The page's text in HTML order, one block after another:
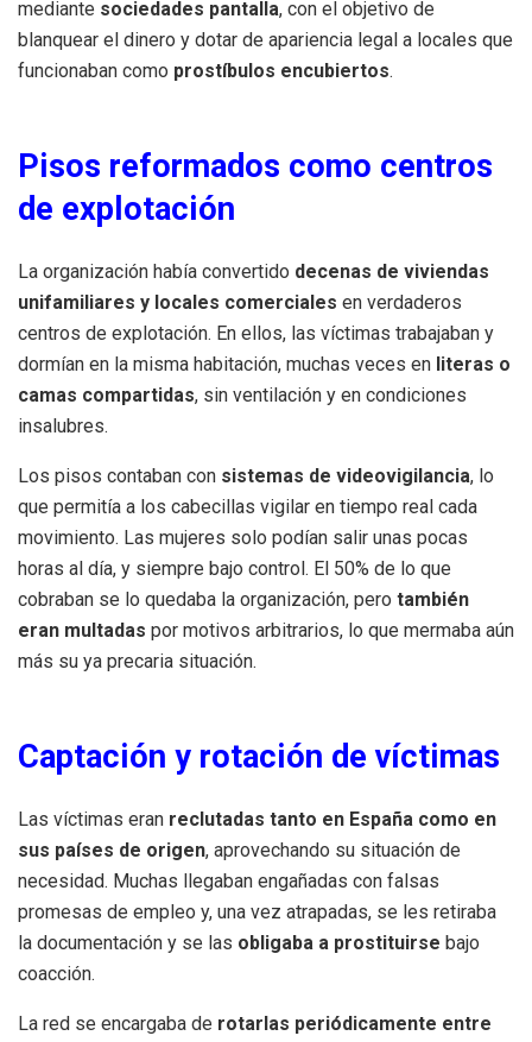
mediante sociedades pantalla, con el objetivo de
blanquear el dinero y dotar de apariencia legal a locales que
funcionaban como prostíbulos encubiertos.
Pisos reformados como centros
de explotación
La organización había convertido decenas de viviendas
unifamiliares y locales comerciales en verdaderos
centros de explotación. En ellos, las víctimas trabajaban y
dormían en la misma habitación, muchas veces en literas o
camas compartidas, sin ventilación y en condiciones
insalubres.
Los pisos contaban con sistemas de videovigilancia, lo
que permitía a los cabecillas vigilar en tiempo real cada
movimiento. Las mujeres solo podían salir unas pocas
horas al día, y siempre bajo control. El 50% de lo que
cobraban se lo quedaba la organización, pero también
eran multadas por motivos arbitrarios, lo que mermaba aún
más su ya precaria situación.
Captación y rotación de víctimas
Las víctimas eran reclutadas tanto en España como en
sus países de origen, aprovechando su situación de
necesidad. Muchas llegaban engañadas con falsas
promesas de empleo y, una vez atrapadas, se les retiraba
la documentación y se las obligaba a prostituirse bajo
coacción.
La red se encargaba de rotarlas periódicamente entre